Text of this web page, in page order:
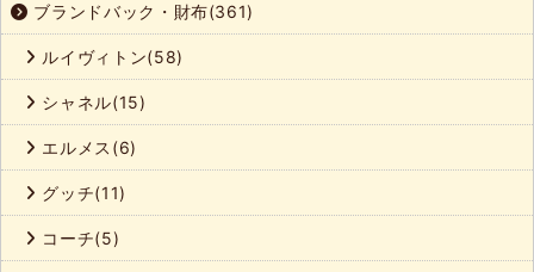
ブランドバック・財布(361)
ルイヴィトン(58)
シャネル(15)
エルメス(6)
グッチ(11)
コーチ(5)